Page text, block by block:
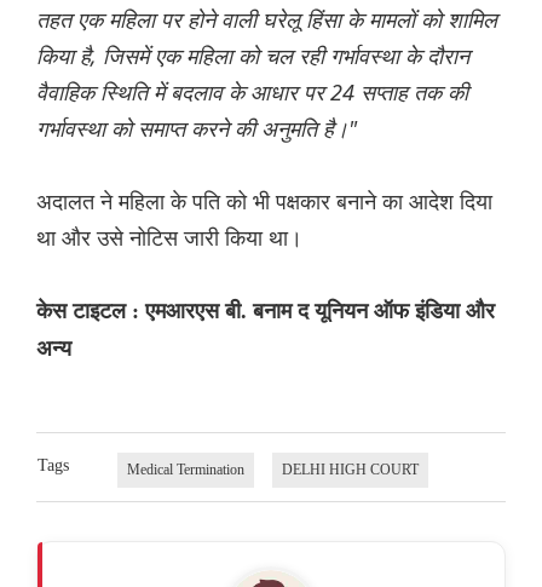
तहत एक महिला पर होने वाली घरेलू हिंसा के मामलों को शामिल
किया है, जिसमें एक महिला को चल रही गर्भावस्था के दौरान
वैवाहिक स्थिति में बदलाव के आधार पर 24 सप्ताह तक की
गर्भावस्था को समाप्त करने की अनुमति है।"
अदालत ने महिला के पति को भी पक्षकार बनाने का आदेश दिया
था और उसे नोटिस जारी किया था।
केस टाइटल : एमआरएस बी. बनाम द यूनियन ऑफ इंडिया और
अन्य
Tags Medical Termination DELHI HIGH COURT